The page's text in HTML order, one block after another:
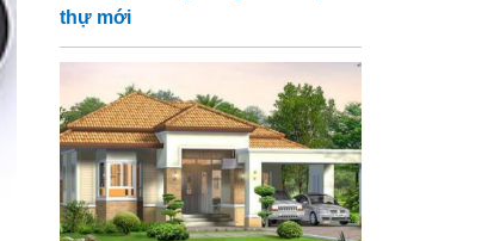
thự mới